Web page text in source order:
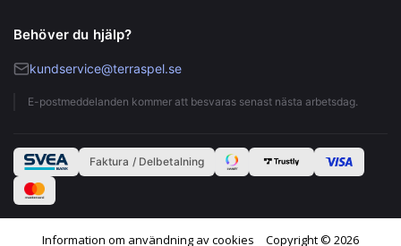
Behöver du hjälp?
kundservice@terraspel.se
E-postmeddelanden kommer att besvaras senast nästa arbetsdag.
Faktura / Delbetalning
Information om användning av cookies Copyright © 2026